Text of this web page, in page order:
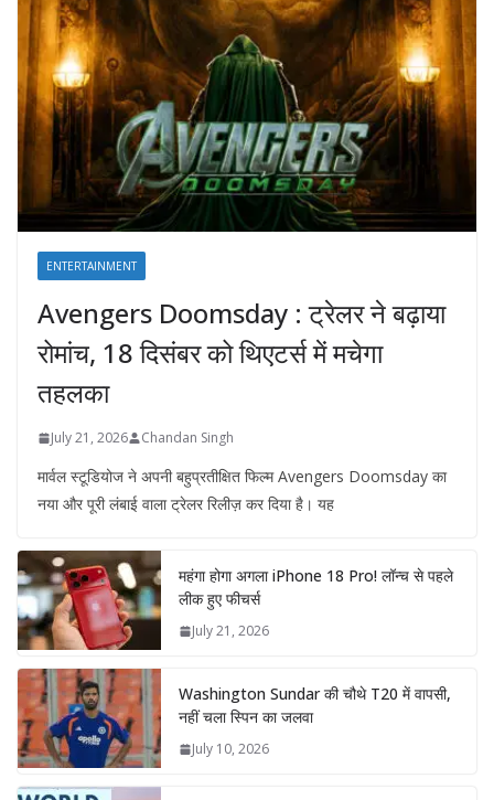
ENTERTAINMENT
Avengers Doomsday : ट्रेलर ने बढ़ाया
रोमांच, 18 दिसंबर को थिएटर्स में मचेगा
तहलका
July 21, 2026 Chandan Singh
मार्वल स्टूडियोज ने अपनी बहुप्रतीक्षित फिल्म Avengers Doomsday का
नया और पूरी लंबाई वाला ट्रेलर रिलीज़ कर दिया है। यह
महंगा होगा अगला iPhone 18 Pro! लॉन्च से पहले
लीक हुए फीचर्स
July 21, 2026
Washington Sundar की चौथे T20 में वापसी,
नहीं चला स्पिन का जलवा
July 10, 2026